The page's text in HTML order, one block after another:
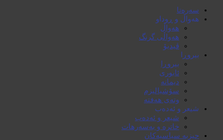
سەرەتا
هەواڵ و ڕوداو
هەواڵ
هەواڵی گرنگ
ڤیدیۆ
بیروڕا
بیروڕا
ئابوری
دیمانە
سۆشیالیزم
وتەی هەفتە
شیعر و ئەدەب
شیعر و ئەدەب
خاترە و بەسەرهات
حیزبە سیاسیەکان